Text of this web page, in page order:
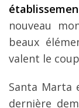
nouveau
beaux
valent le
Santa Marta
dernière